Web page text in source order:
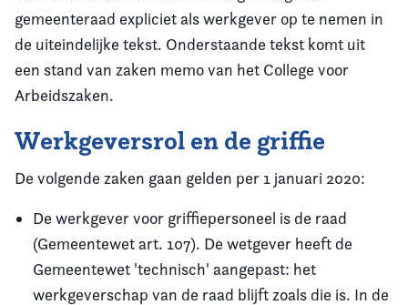
gemeenteraad expliciet als werkgever op te nemen in
de uiteindelijke tekst. Onderstaande tekst komt uit
een stand van zaken memo van het College voor
Arbeidszaken.
Werkgeversrol en de griffie
De volgende zaken gaan gelden per 1 januari 2020:
De werkgever voor griffiepersoneel is de raad
(Gemeentewet art. 107). De wetgever heeft de
Gemeentewet 'technisch' aangepast: het
werkgeverschap van de raad blijft zoals die is. In de